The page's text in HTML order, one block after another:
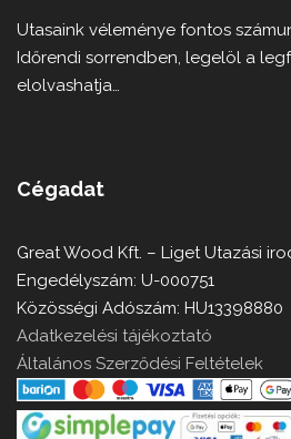
Utasaink véleménye fontos
Időrendi sorrendben, legelöl a
elolvashatja…
Cégadat
Great Wood Kft. – Liget Utazási
Engedélyszám: U-000751
Közösségi Adószám: HU13398880
Adatkezelési tájékoztató
Általános Szerződési Feltételek